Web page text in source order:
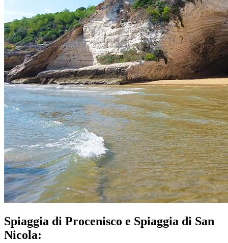
Spiaggia di Procenisco e Spiaggia di San
Nicola: